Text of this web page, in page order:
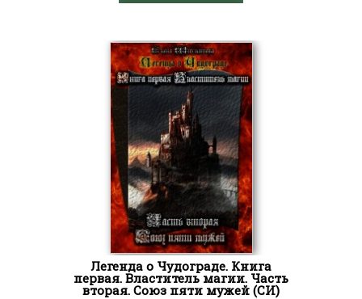
Легенда о Чудограде. Книга
первая. Властитель магии. Часть
вторая. Союз пяти мужей (СИ)